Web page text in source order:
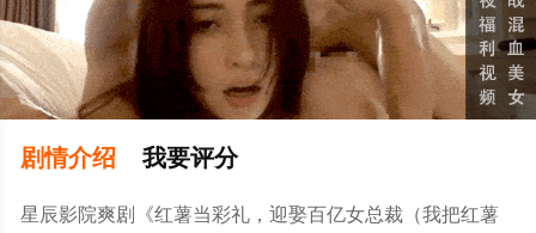
剧情介绍 我要评分
星辰影院爽剧《红薯当彩礼，迎娶百亿女总裁（我把红薯